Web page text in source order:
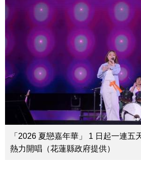
「2026 夏戀嘉年華」 1 日起一連五
熱力開唱（花蓮縣政府提供）